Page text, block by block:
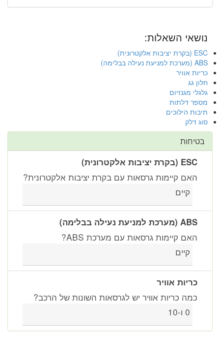
נושאי השאלות:
ESC (בקרת יציבות אלקטרונית)
ABS (מערכת למניעת נעילה בבלימה)
כריות אוויר
חלון גג
גלגלי מגנזיום
מספר דלתות
תיבות הילוכים
סוג דלק
בטיחות
ESC (בקרת יציבות אלקטרונית)
האם קיימות גרסאות עם בקרת יציבות אלקטרונית?
קיים
ABS (מערכת למניעת נעילה בבלימה)
האם קיימות גרסאות עם מערכת ABS?
קיים
כריות אוויר
כמה כריות אוויר יש לגרסאות השונות של הרכב?
0 ו-10